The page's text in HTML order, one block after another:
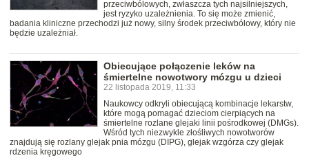
przeciwbólowych, zwłaszcza tych najsilniejszych,
jest ryzyko uzależnienia. To się może zmienić,
badania kliniczne przechodzi już nowy, silny środek przeciwbólowy, który nie
będzie uzależniał.
Obiecujące połączenie leków na
śmiertelne nowotwory mózgu u dzieci
22 listopada 2019, 11:33
Naukowcy odkryli obiecującą kombinacje lekarstw,
które mogą pomagać dzieciom cierpiących na
śmiertelne rozlane glejaki linii pośrodkowej (DMGs).
Wśród tych niezwykle złośliwych nowotworów
znajdują się rozlany glejak pnia mózgu (DIPG), glejak wzgórza czy glejak
rdzenia kręgowego